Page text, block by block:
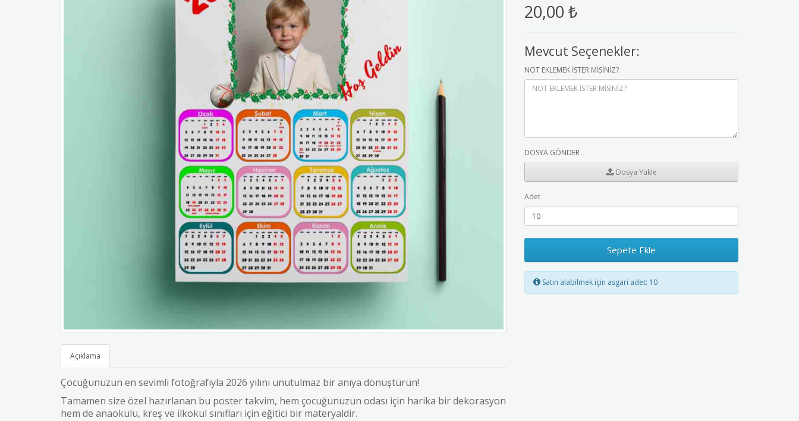
Açıklama
Çocuğunuzun en sevimli fotoğrafıyla 2026 yılını unutulmaz bir anıya dönüştürün!
Tamamen size özel hazırlanan bu poster takvim, hem çocuğunuzun odası için harika bir dekorasyon
hem de anaokulu, kreş ve ilkokul sınıfları için eğitici bir materyaldir.
20,00 ₺
Mevcut Seçenekler:
NOT EKLEMEK İSTER MİSİNİZ?
DOSYA GÖNDER
Dosya Yükle
Adet
Sepete Ekle
Satın alabilmek için asgari adet: 10